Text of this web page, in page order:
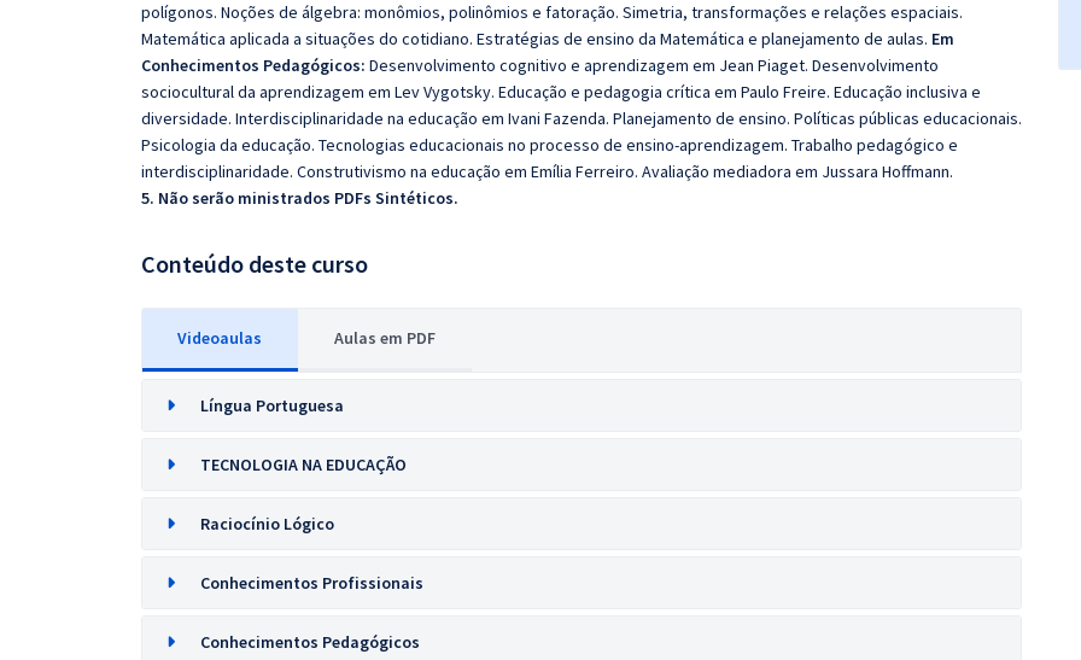
polígonos. Noções de álgebra: monômios, polinômios e fatoração. Simetria, transformações e relações espaciais.
Matemática aplicada a situações do cotidiano. Estratégias de ensino da Matemática e planejamento de aulas. Em
Conhecimentos Pedagógicos: Desenvolvimento cognitivo e aprendizagem em Jean Piaget. Desenvolvimento
sociocultural da aprendizagem em Lev Vygotsky. Educação e pedagogia crítica em Paulo Freire. Educação inclusiva e
diversidade. Interdisciplinaridade na educação em Ivani Fazenda. Planejamento de ensino. Políticas públicas educacionais.
Psicologia da educação. Tecnologias educacionais no processo de ensino-aprendizagem. Trabalho pedagógico e
interdisciplinaridade. Construtivismo na educação em Emília Ferreiro. Avaliação mediadora em Jussara Hoffmann.
5. Não serão ministrados PDFs Sintéticos.
Conteúdo deste curso
Videoaulas Aulas em PDF
Língua Portuguesa
TECNOLOGIA NA EDUCAÇÃO
Raciocínio Lógico
Conhecimentos Profissionais
Conhecimentos Pedagógicos